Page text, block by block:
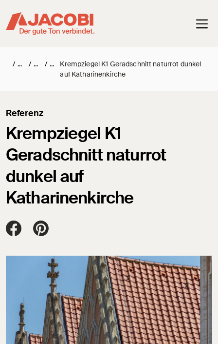
/ / /
Krempziegel K1 Geradschnitt naturrot dunkel
auf Katharinenkirche
Krempziegel K1
Geradschnitt naturrot
dunkel auf
Katharinenkirche
Referenz
Jacobi Dachziegel auf FaceBook
Jacobi Dachziegel auf Pinterest